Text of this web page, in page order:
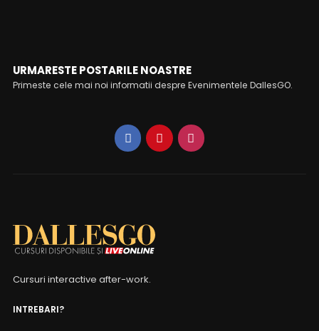
URMARESTE POSTARILE NOASTRE
Primeste cele mai noi informatii despre Evenimentele DallesGO.
Cursuri interactive after-work.
INTREBARI?